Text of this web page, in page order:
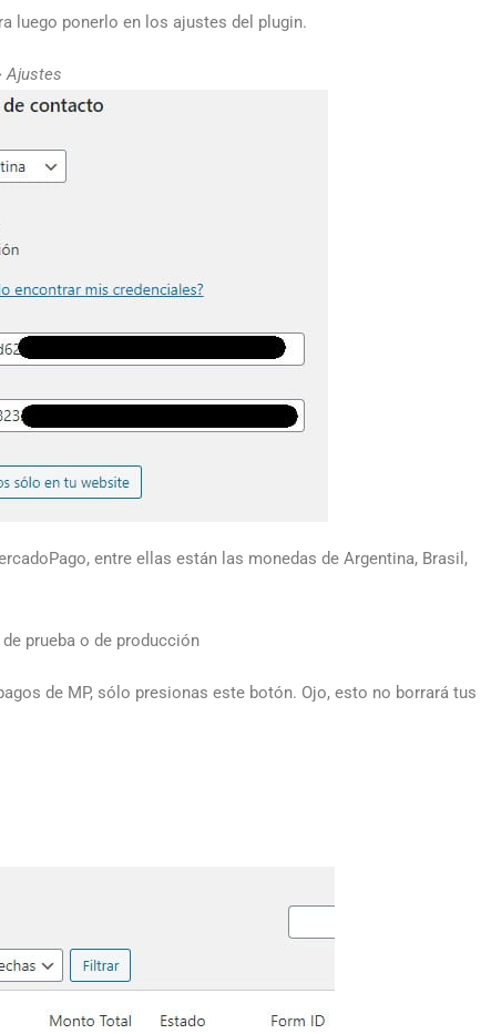
luego ponerlo en los ajustes del plugin.
Ajustes
entre ellas están las monedas de Argentina, Brasil,
prueba o de producción
de MP, sólo presionas este botón. Ojo, esto no borrará tus